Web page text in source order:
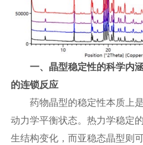
一、晶型稳定性的科学内
的连锁反应
药物晶型的稳定性本质上
动力学平衡状态。热力学稳定
生结构变化，而亚稳态晶型则